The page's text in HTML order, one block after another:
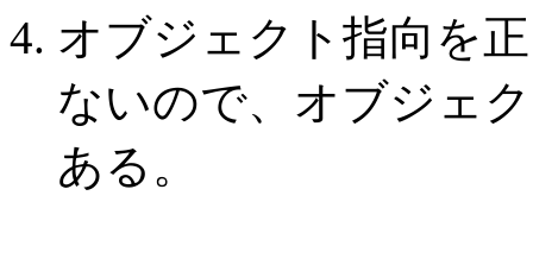
オブジェクト指向を
ないので、オブジェ
ある。